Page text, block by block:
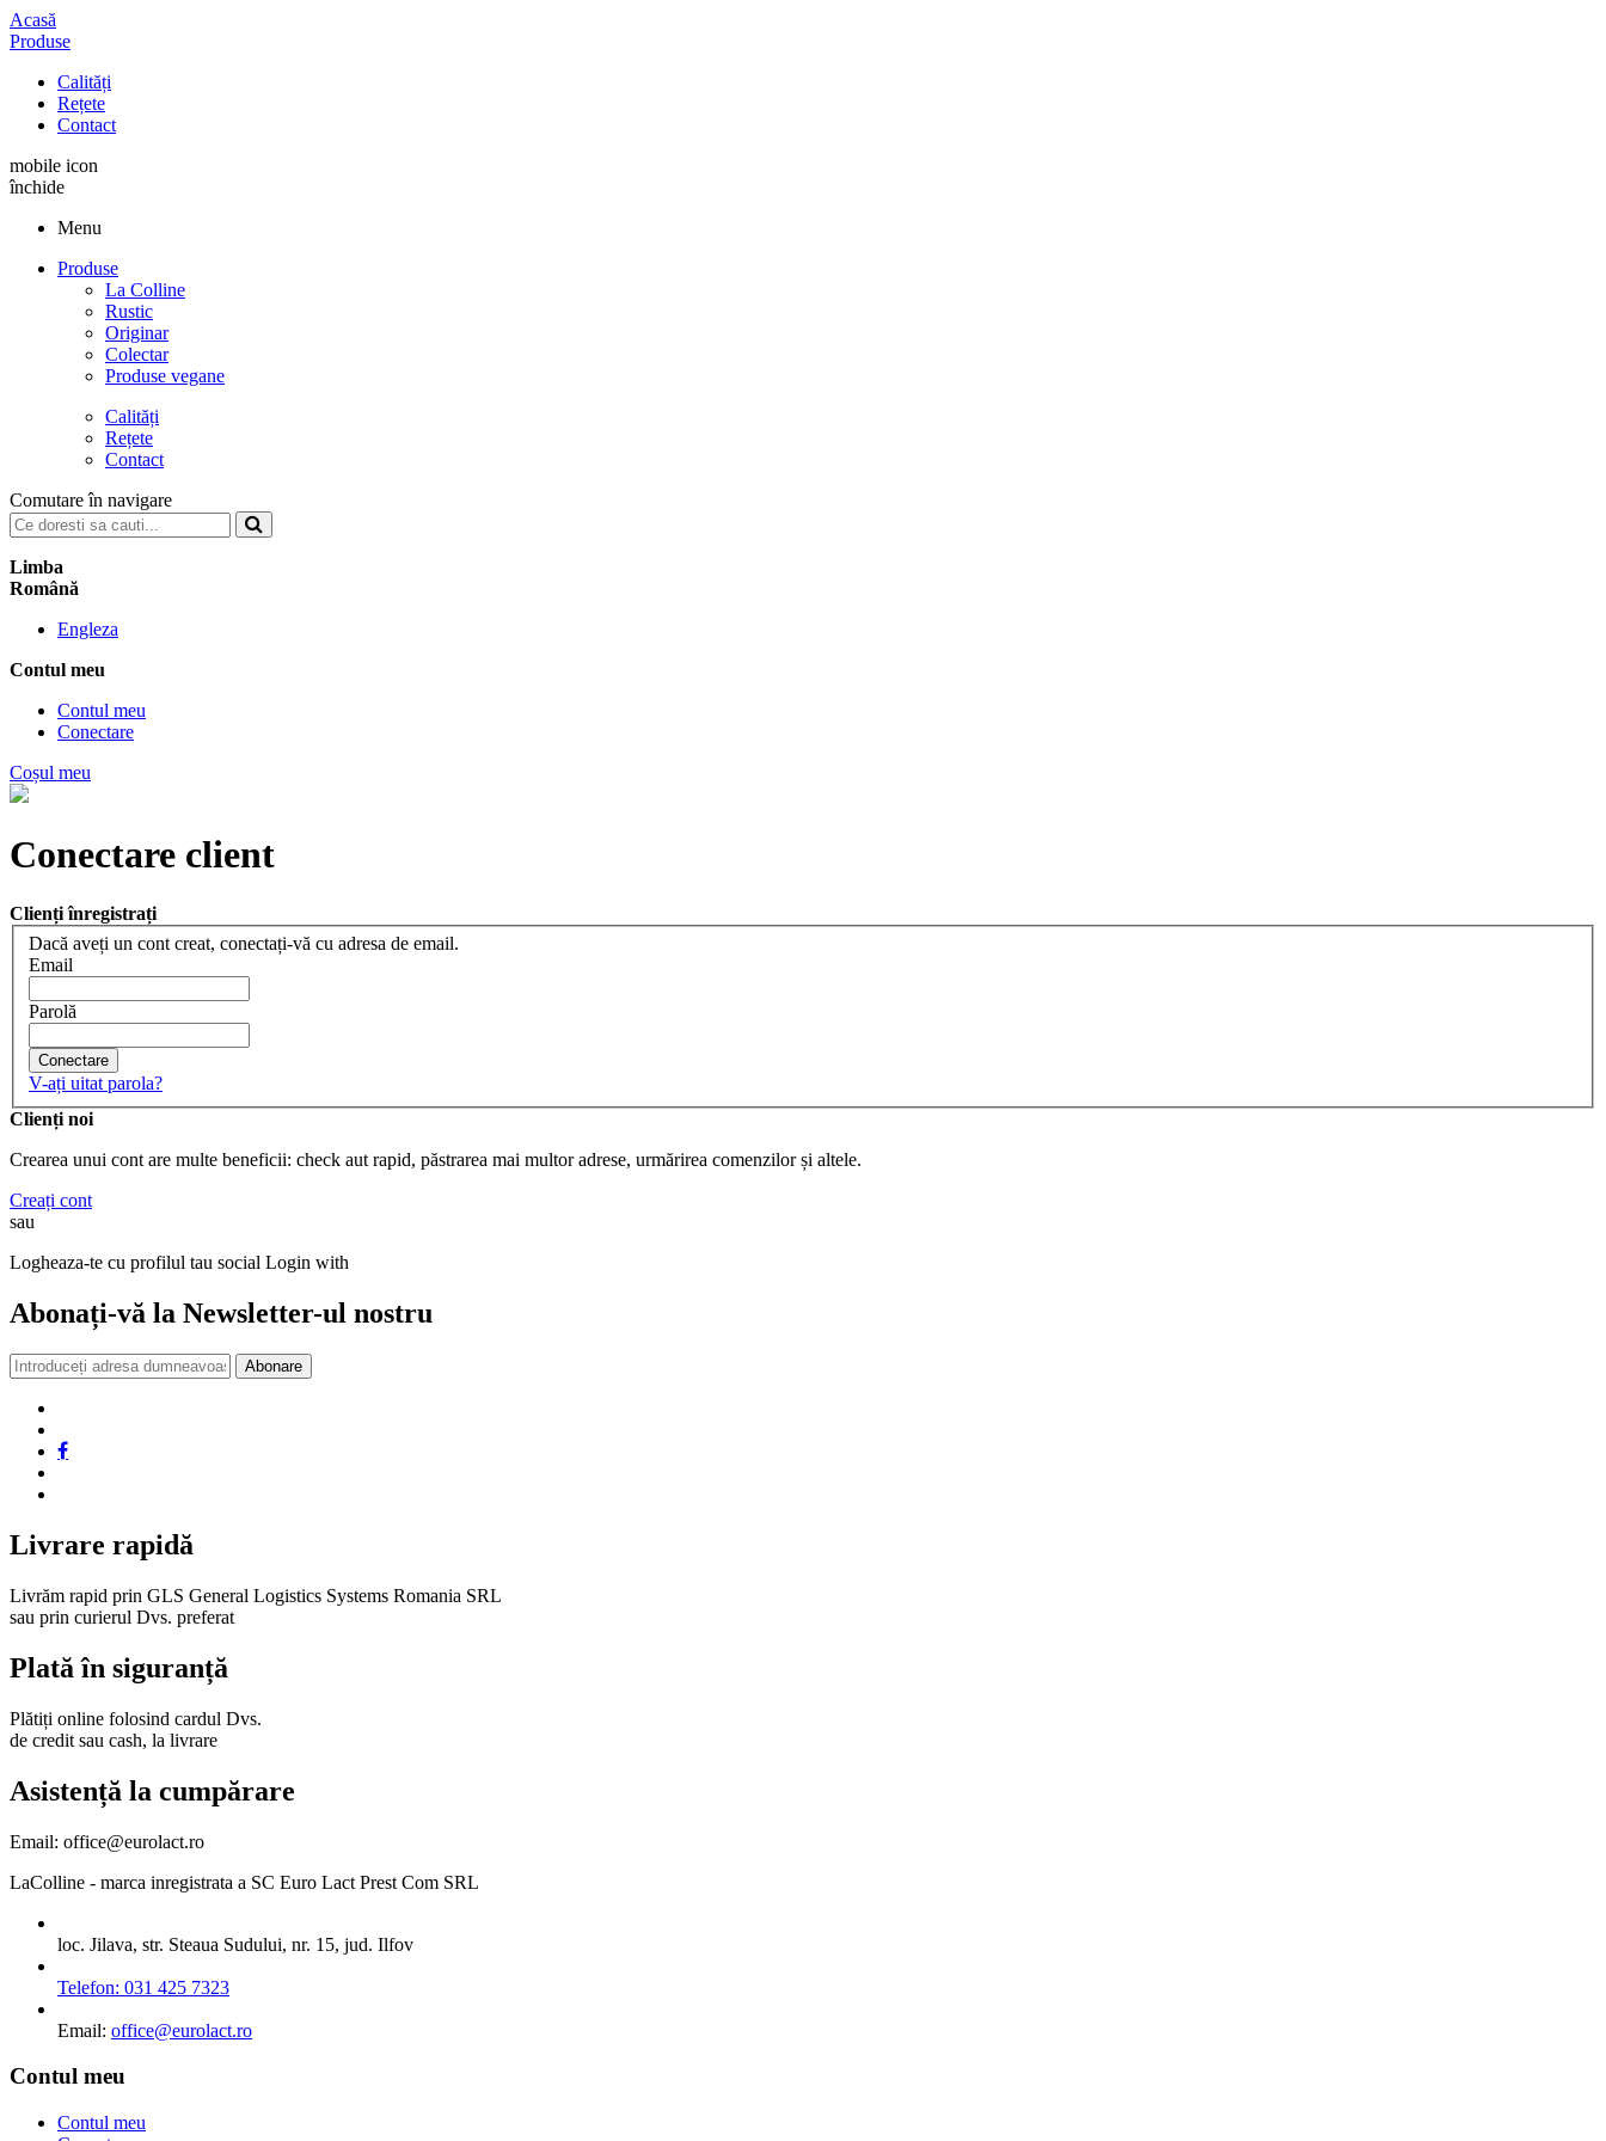
Acasă
Produse
Calități
Rețete
Contact
mobile icon
închide
Menu
Produse
La Colline
Rustic
Originar
Colectar
Produse vegane
Calități
Rețete
Contact
Comutare în navigare
Limba
Română
Engleza
Contul meu
Contul meu
Conectare
Coșul meu
Conectare client
Clienți înregistrați
Dacă aveți un cont creat, conectați-vă cu adresa de email.
Email
Parolă
Conectare
V-ați uitat parola?
Clienți noi
Crearea unui cont are multe beneficii: check aut rapid, păstrarea mai multor adrese, urmărirea comenzilor și altele.
Creați cont
sau
Logheaza-te cu profilul tau social Login with
Abonați-vă la Newsletter-ul nostru
Abonare
Livrare rapidă
Livrăm rapid prin GLS General Logistics Systems Romania SRL
sau prin curierul Dvs. preferat
Plată în siguranță
Plătiți online folosind cardul Dvs.
de credit sau cash, la livrare
Asistență la cumpărare
Email: office@eurolact.ro
LaColline - marca inregistrata a SC Euro Lact Prest Com SRL
loc. Jilava, str. Steaua Sudului, nr. 15, jud. Ilfov
Telefon: 031 425 7323
Email: office@eurolact.ro
Contul meu
Contul meu